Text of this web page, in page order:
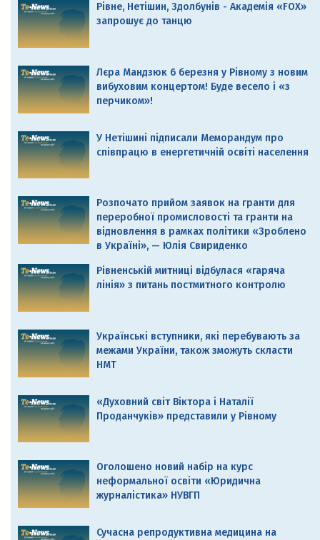
Рівне, Нетішин, Здолбунів - Академія «FOX»
запрошує до танцю
Лєра Мандзюк 6 березня у Рівному з новим
вибуховим концертом! Буде весело і «з
перчиком»!
У Нетішині підписали Меморандум про
співпрацю в енергетичній освіті населення
Розпочато прийом заявок на гранти для
переробної промисловості та гранти на
відновлення в рамках політики «Зроблено
в Україні», — Юлія Свириденко
Рівненській митниці відбулася «гаряча
лінія» з питань постмитного контролю
Українські вступники, які перебувають за
межами України, також зможуть скласти
НМТ
«Духовний світ Віктора і Наталії
Проданчуків» представили у Рівному
Оголошено новий набір на курс
неформальної освіти «Юридична
журналістика» НУВГП
Сучасна репродуктивна медицина на